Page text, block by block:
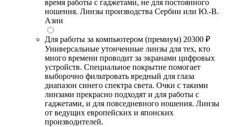
время работы с гаджетами, не для постоянного
ношения. Линзы производства Сербии или Ю.-В.
Азии
Для работы за компьютером (премиум) 20300 ₽
Универсальные утонченные линзы для тех, кто
много времени проводит за экранами цифровых
устройств. Специальное покрытие помогает
выборочно фильтровать вредный для глаза
диапазон синего спектра света. Очки с такими
линзами прекрасно подходят и для работы с
гаджетами, и для повседневного ношения. Линзы
от ведущих европейских и японских
производителей.